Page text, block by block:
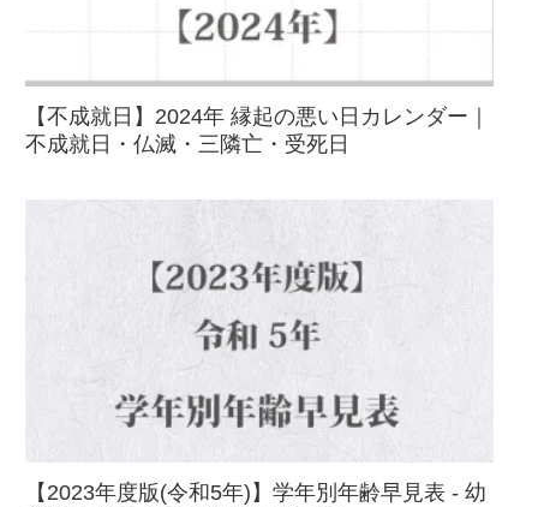
【不成就日】2024年 縁起の悪い日カレンダー｜
不成就日・仏滅・三隣亡・受死日
【2023年度版(令和5年)】学年別年齢早見表 - 幼